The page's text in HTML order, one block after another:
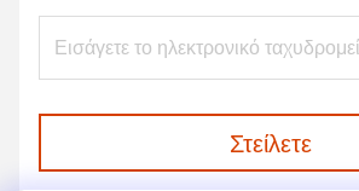
Στείλετε